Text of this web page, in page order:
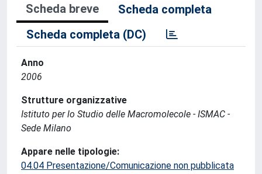
Scheda breve
Scheda completa
Scheda completa (DC)
Anno
2006
Strutture organizzative
Istituto per lo Studio delle Macromolecole - ISMAC -
Sede Milano
Appare nelle tipologie:
04.04 Presentazione/Comunicazione non pubblicata